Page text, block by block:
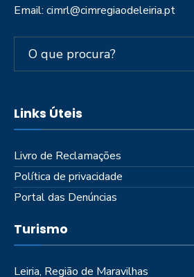
Email: cimrl@cimregiaodeleiria.pt
Links Úteis
Livro de Reclamações
Política de privacidade
Portal das Denúncias
Turismo
Leiria, Região de Maravilhas